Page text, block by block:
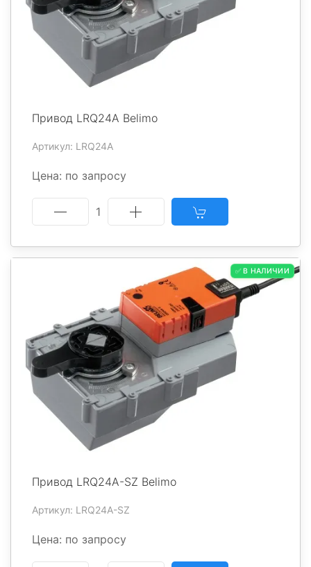
Привод LRQ24A Belimo
Артикул: LRQ24A
Цена: по запросу
1
✅ В НАЛИЧИИ
Привод LRQ24A-SZ Belimo
Артикул: LRQ24A-SZ
Цена: по запросу